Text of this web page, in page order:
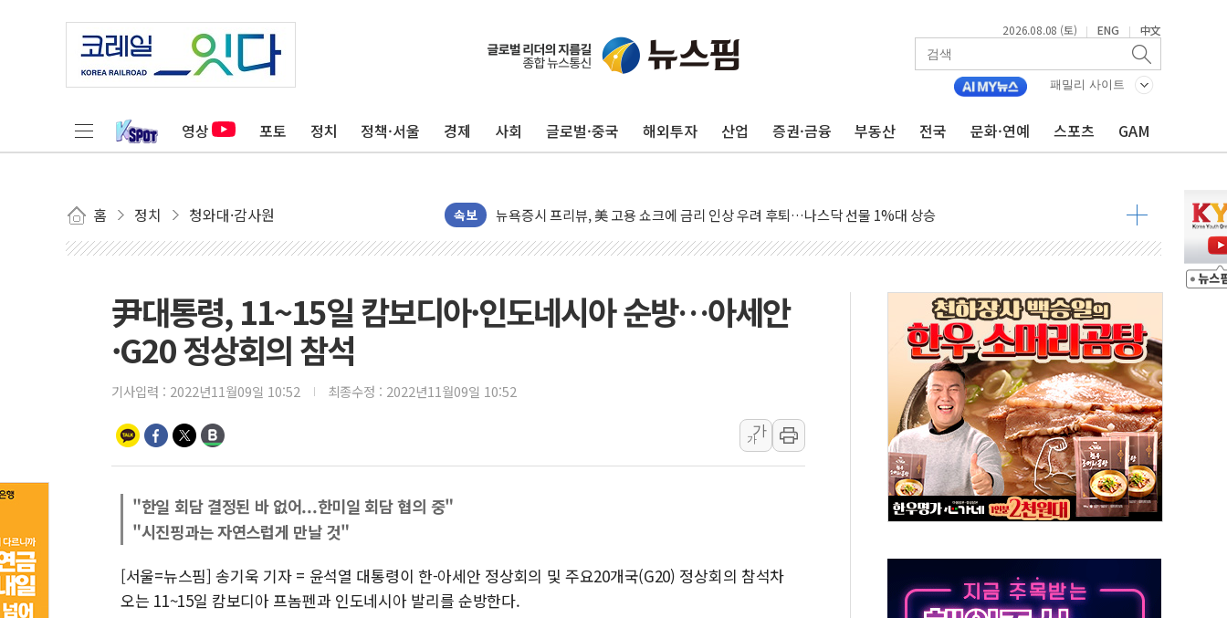
2026.08.08 (토) | ENG | 中文
패밀리 사이트
영상 포토 정치 정책·서울 경제 사회 글로벌·중국 해외투자 산업 증권·금융 부동산 전국 문화·연예 스포츠 GAM
홈 정치 청와대·감사원 속보
트럼프, 쿡 연준 이사 해임 재추진…"26일까지 의혹 소명" 요구
유럽증시, 美 고용 예상 밖 부진에 연준 금리 인상 가능성 낮아지며 상승… STOXX 600 지수는 나흘 연속 최고치
[종합] 이슬람 수니파 3국, '공동방위협정' 체결… 이스라엘·이란 위협에 맞설 자체 억지력 강화
트럼프, 백신·자폐증 행정명령 검토…"이르면 다음 주"
이란 핵심 원유 수출항 '하르그섬', 최근 1주일 이상 '올스톱'… 美 해상봉쇄 영향
[AI MY 뉴스] 뉴욕 반도체주 프리뷰...美 고용 쇼크에 반도체주 '활짝'
뉴욕증시 프리뷰, 美 고용 쇼크에 금리 인상 우려 후퇴…나스닥 선물 1%대 상승
보훈부, 미 DPAA와 MOU… "6·25 미군 실종자 7359명 끝까지 찾겠다"
트럼프 "금리 내려야"…파월 때와 달리 워시엔 톤 낮춰
尹대통령, 11~15일 캄보디아·인도네시아 순방…아세안
·G20 정상회의 참석
기사입력 : 2022년11월09일 10:52 최종수정 : 2022년11월09일 10:52
가
가
"한일 회담 결정된 바 없어...한미일 회담 협의 중"
"시진핑과는 자연스럽게 만날 것"
[서울=뉴스핌] 송기욱 기자 = 윤석열 대통령이 한-아세안 정상회의 및 주요20개국(G20) 정상회의 참석차
오는 11~15일 캄보디아 프놈펜과 인도네시아 발리를 순방한다.